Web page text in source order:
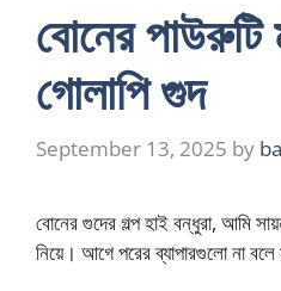
বোনের পাউরুটি
গোলাপি গুদ
September 13, 2025 by
বোনের গুদের গল্প হাই বন্ধুরা, আমি
নিয়ে। আগে পরের ব্যাপারগুলো না